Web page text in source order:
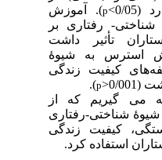
p). آموزش
رفتاری بر
تأثیر داشت
به شیوۀ
کیفیت زندگی
p
).
می گیریم که از
شناختی-رفتاری
کیفیت زندگی
استفاده کرد.